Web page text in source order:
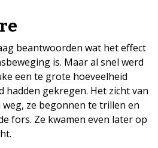
beantwoorden wat het effect
is. Maar al snel werd
een te grote hoeveelheid
hadden gekregen. Het zicht van
ze begonnen te trillen en
fors. Ze kwamen even later op